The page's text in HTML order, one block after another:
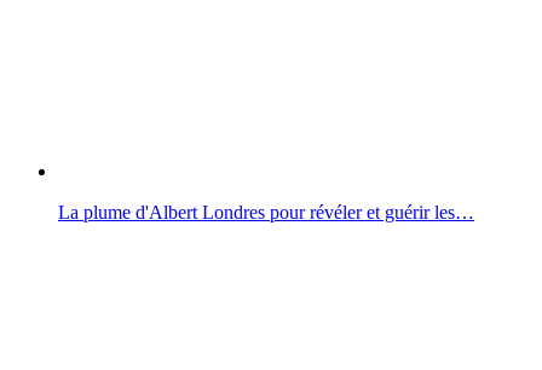
La plume d'Albert Londres pour révéler et guérir les…